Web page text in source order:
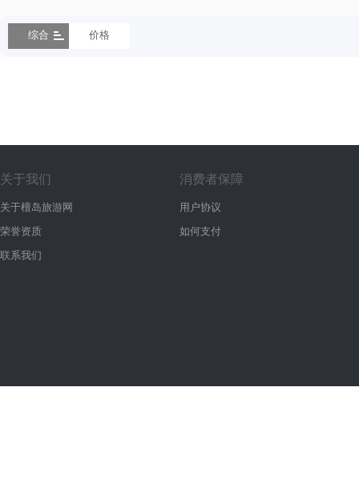
综合 价格
关于我们
关于檀岛旅游网
荣誉资质
联系我们
消费者保障
用户协议
如何支付